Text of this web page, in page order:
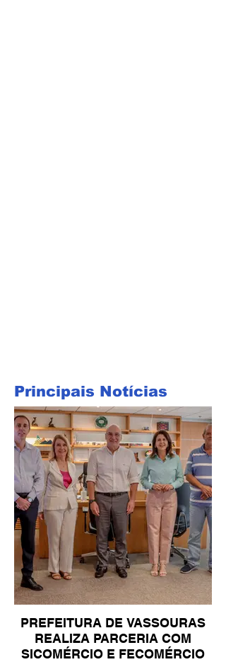
Principais Notícias
PREFEITURA DE VASSOURAS
REALIZA PARCERIA COM
SICOMÉRCIO E FECOMÉRCIO